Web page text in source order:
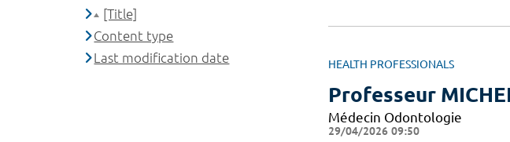
HEALTH PROFESSIONALS
Professeur
Médecin Odontologie
29/04/2026 09:50
[Title]
Content type
Last modification date